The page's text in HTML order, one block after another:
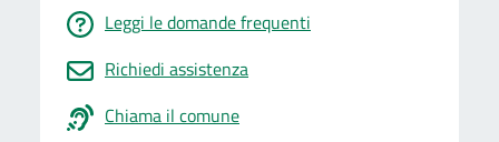
Leggi le domande frequenti
Richiedi assistenza
Chiama il comune